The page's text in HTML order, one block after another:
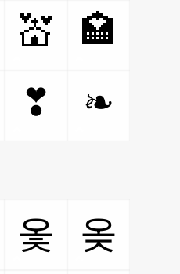
💒
🏩
❣ ❧
옻
옺